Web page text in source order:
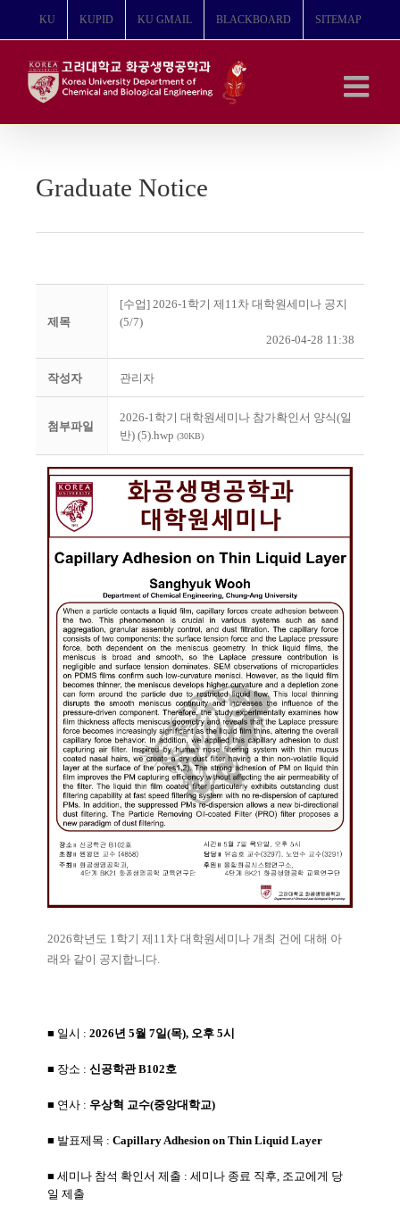
뛰
KU KUPID KU GMAIL BLACKBOARD SITEMAP
Graduate Notice
제목
[수업] 2026-1학기 제11차 대학원세미나 공지
(5/7)
2026-04-28 11:38
작성자 관리자
첨부파일
2026-1학기 대학원세미나 참가확인서 양식(일
반) (5).hwp (30KB)
2026학년도 1학기 제11차 대학원세미나 개최 건에 대해 아
래와 같이 공지합니다.
■ 일시 : 2026년 5월 7일(목), 오후 5시
■ 장소 : 신공학관 B102호
■ 연사 : 우상혁 교수(중앙대학교)
■ 발표제목 : Capillary Adhesion on Thin Liquid Layer
■ 세미나 참석 확인서 제출 : 세미나 종료 직후, 조교에게 당
일 제출